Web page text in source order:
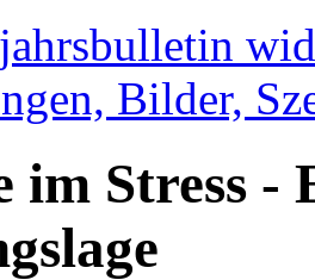
Bilder,
im Stress -